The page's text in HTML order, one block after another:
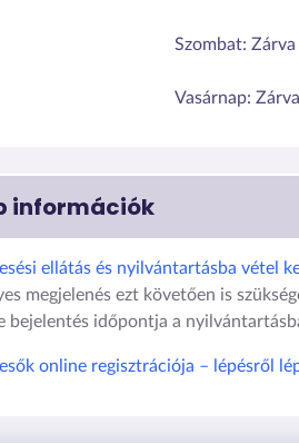
Szombat: Zárva
Vasárnap: Zárva
információk
ellátás és nyilvántartásba vétel
megjelenés ezt követően is
bejelentés időpontja a
online regisztrációja – lépésről